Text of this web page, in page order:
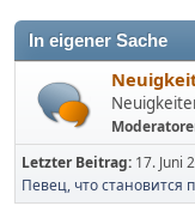
In eigener Sache
Letzter Beitrag: 17. Juni
Певец, что становится